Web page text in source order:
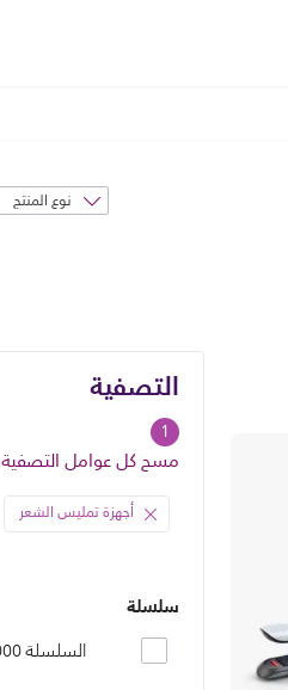
فرز
حسب
التصفية
1 التصفية
مسح كل عوامل التصفية
أجهزة تمليس الشعر
سلسلة
السلسلة 5000